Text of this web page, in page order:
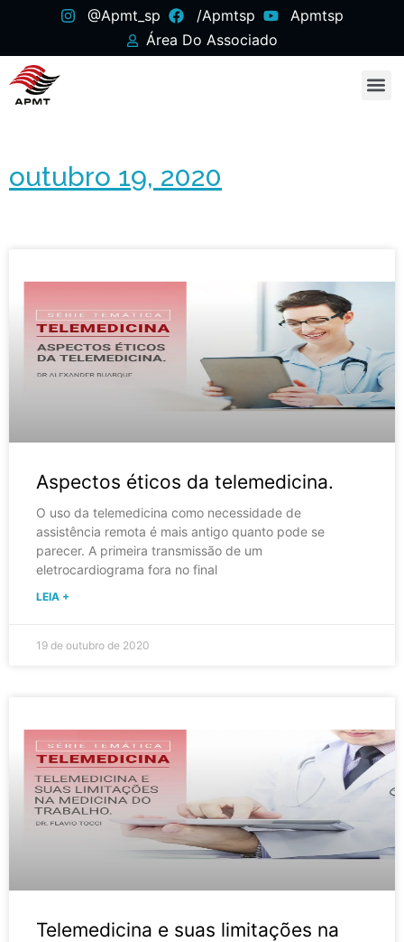
@apmt_sp /apmtsp
Apmtsp
Área Do Associado
outubro 19, 2020
Aspectos éticos da telemedicina.
O uso da telemedicina como necessidade de
assistência remota é mais antigo quanto pode se
parecer. A primeira transmissão de um
eletrocardiograma fora no final
LEIA +
19 de outubro de 2020
Telemedicina e suas limitações na